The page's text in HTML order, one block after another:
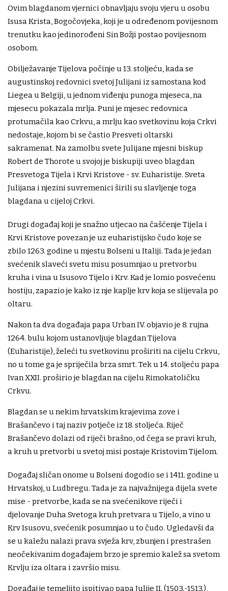
Ovim blagdanom vjernici obnavljaju svoju vjeru u osobu
Isusa Krista, Bogočovjeka, koji je u određenom povijesnom
trenutku kao jedinorođeni Sin Božji postao povijesnom
osobom.
Obilježavanje Tijelova počinje u 13. stoljeću, kada se
augustinskoj redovnici svetoj Julijani iz samostana kod
Liegea u Belgiji, u jednom viđenju punoga mjeseca, na
mjesecu pokazala mrlja. Puni je mjesec redovnica
protumačila kao Crkvu, a mrlju kao svetkovinu koja Crkvi
nedostaje, kojom bi se častio Presveti oltarski
sakramenat. Na zamolbu svete Julijane mjesni biskup
Robert de Thorote u svojoj je biskupiji uveo blagdan
Presvetoga Tijela i Krvi Kristove - sv. Euharistije. Sveta
Julijana i njezini suvremenici širili su slavljenje toga
blagdana u cijeloj Crkvi.
Drugi događaj koji je snažno utjecao na čašćenje Tijela i
Krvi Kristove povezan je uz euharistijsko čudo koje se
zbilo 1263. godine u mjestu Bolseni u Italiji. Tada je jedan
svećenik slaveći svetu misu posumnjao u pretvorbu
kruha i vina u Isusovo Tijelo i Krv. Kad je lomio posvećenu
hostiju, zapazio je kako iz nje kaplje krv koja se slijevala po
oltaru.
Nakon ta dva događaja papa Urban IV. objavio je 8. rujna
1264. bulu kojom ustanovljuje blagdan Tijelova
(Euharistije), želeći tu svetkovinu proširiti na cijelu Crkvu,
no u tome ga je spriječila brza smrt. Tek u 14. stoljeću papa
Ivan XXII. proširio je blagdan na cijelu Rimokatoličku
Crkvu.
Blagdan se u nekim hrvatskim krajevima zove i
Brašančevo i taj naziv potječe iz 18. stoljeća. Riječ
Brašančevo dolazi od riječi brašno, od čega se pravi kruh,
a kruh u pretvorbi u svetoj misi postaje Kristovim Tijelom.
Događaj sličan onome u Bolseni dogodio se i 1411. godine u
Hrvatskoj, u Ludbregu. Tada je za najvažnijega dijela svete
mise - pretvorbe, kada se na svećenikove riječi i
djelovanje Duha Svetoga kruh pretvara u Tijelo, a vino u
Krv Isusovu, svećenik posumnjao u to čudo. Ugledavši da
se u kaležu nalazi prava svježa krv, zbunjen i prestrašen
neočekivanim događajem brzo je spremio kalež sa svetom
Krvlju iza oltara i završio misu.
Događaj je temeljito ispitivao papa Julije II. (1503.-1513.),